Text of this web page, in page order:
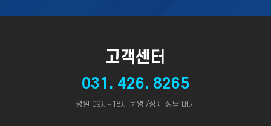
고객센터
031. 426. 8265
평일 09시~18시 운영 /상시 상담 대기